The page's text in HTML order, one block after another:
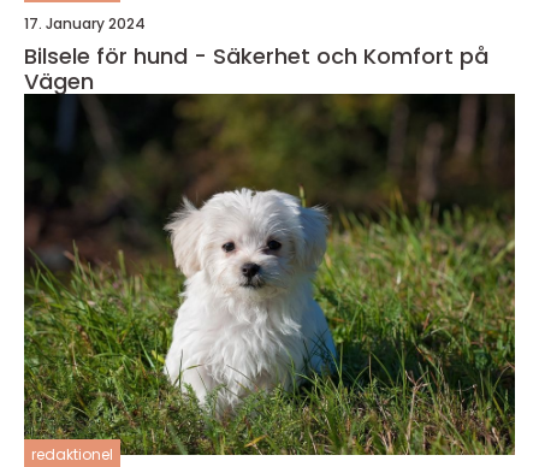
17. January 2024
Bilsele för hund - Säkerhet och Komfort på
Vägen
redaktionel